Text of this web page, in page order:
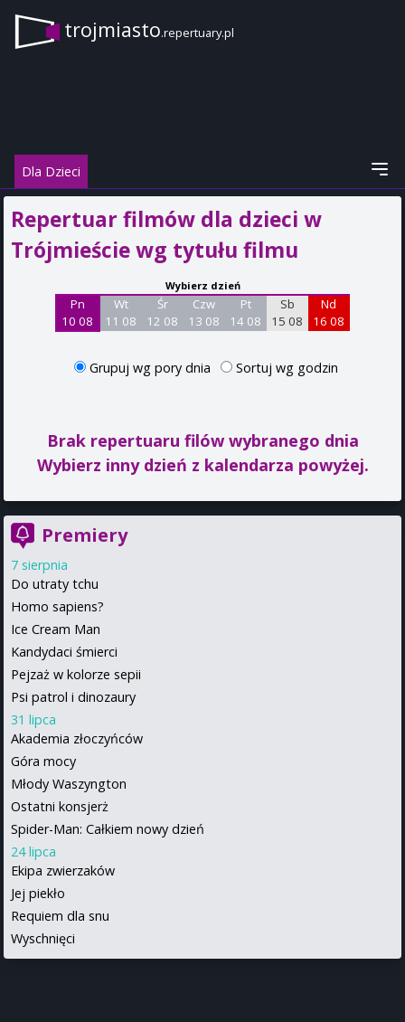
trojmiasto.repertuary.pl
Dla Dzieci
Repertuar filmów dla dzieci w
Trójmieście wg tytułu filmu
Wybierz dzień
Pn
10 08
Wt
11 08
Śr
12 08
Czw
13 08
Pt
14 08
Sb
15 08
Nd
16 08
Grupuj wg pory dnia Sortuj wg godzin
Brak repertuaru filów wybranego dnia
Wybierz inny dzień z kalendarza powyżej.
Premiery
7 sierpnia
Do utraty tchu
Homo sapiens?
Ice Cream Man
Kandydaci śmierci
Pejzaż w kolorze sepii
Psi patrol i dinozaury
31 lipca
Akademia złoczyńców
Góra mocy
Młody Waszyngton
Ostatni konsjerż
Spider-Man: Całkiem nowy dzień
24 lipca
Ekipa zwierzaków
Jej piekło
Requiem dla snu
Wyschnięci